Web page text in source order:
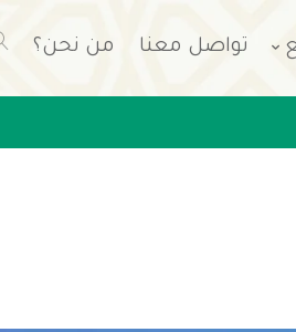
تواصل معنا من نحن؟